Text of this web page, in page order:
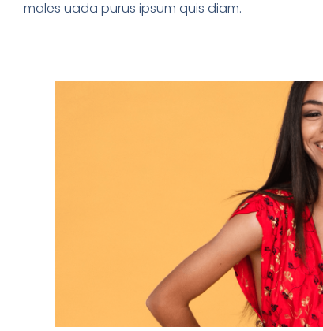
males uada purus ipsum quis diam.